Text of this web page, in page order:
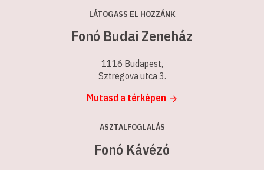
LÁTOGASS EL HOZZÁNK
Fonó Budai Zeneház
1116 Budapest,
Sztregova utca 3.
Mutasd a térképen
ASZTALFOGLALÁS
Fonó Kávézó